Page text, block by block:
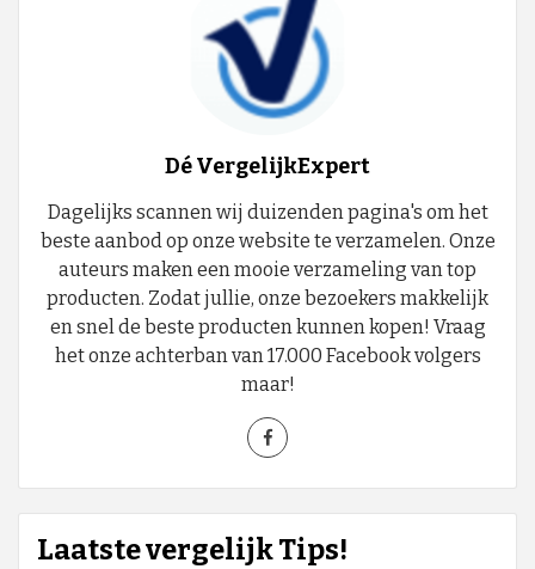
Dé VergelijkExpert
Dagelijks scannen wij duizenden pagina's om het
beste aanbod op onze website te verzamelen. Onze
auteurs maken een mooie verzameling van top
producten. Zodat jullie, onze bezoekers makkelijk
en snel de beste producten kunnen kopen! Vraag
het onze achterban van 17.000 Facebook volgers
maar!
Laatste vergelijk Tips!